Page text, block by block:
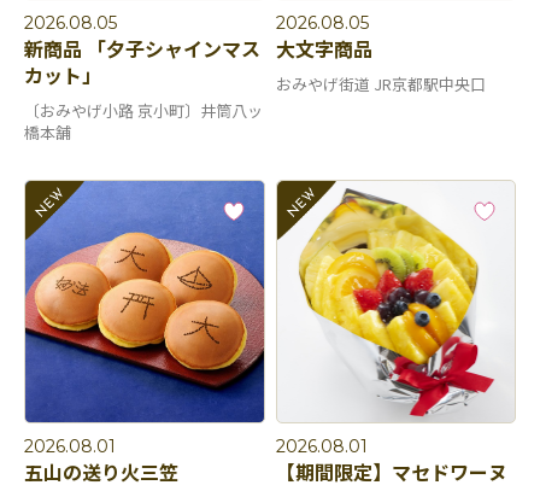
2026.08.05
新商品 「夕子シャインマス
カット」
〔おみやげ小路 京小町〕井筒八ッ
橋本舗
2026.08.05
大文字商品
おみやげ街道 JR京都駅中央口
2026.08.01
五山の送り火三笠
2026.08.01
【期間限定】マセドワーヌ